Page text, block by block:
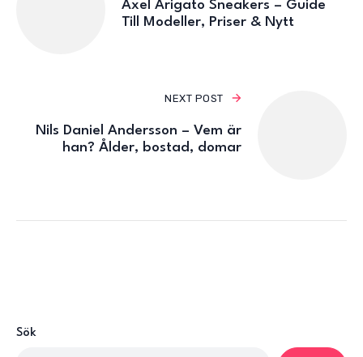
Axel Arigato Sneakers – Guide
Till Modeller, Priser & Nytt
NEXT POST
Nils Daniel Andersson – Vem är
han? Ålder, bostad, domar
Sök